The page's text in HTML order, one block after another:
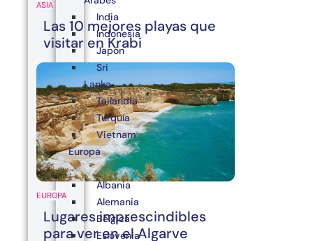
ASIA
Las 10 mejores playas que
visitar en Krabi
EUROPA
Lugares imprescindibles
para ver en el Algarve
India
Indonesia
Japón
Sri
Lanka
Tailandia
Turquía
Vietnam
Europa
Albania
Alemania
Bélgica
Eslovenia